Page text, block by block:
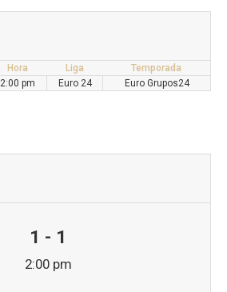
Hora Liga
Temporada
2:00 pm Euro 24 Euro Grupos24
1 - 1
2:00 pm